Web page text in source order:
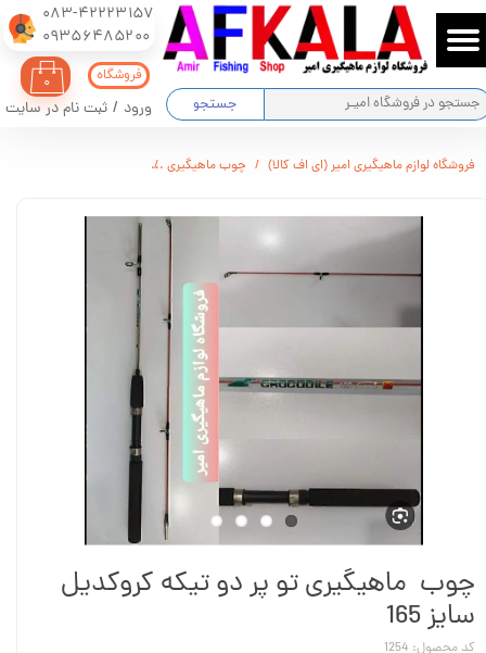
083-42223157
​​​​​​​09356485200
جستجو
۰
ورود / ثبت نام در سایت
حساب کاربری من
تغییر گذر واژه
فروشگاه
فروشگاه لوازم ماهیگیری امیر (ای اف کالا) چوب ماهیگیری
چوب ماهیگیری تو پر دو تیکه کروکدیل
سایز 165
کد محصول: 1254